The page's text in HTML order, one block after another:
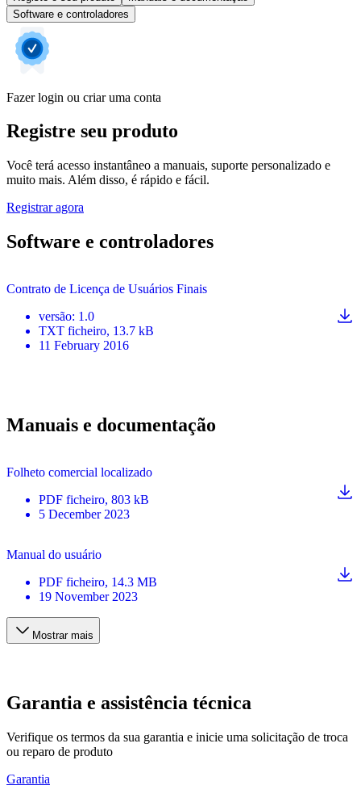
Software e controladores
Fazer login ou criar uma conta
Registre seu produto
Você terá acesso instantâneo a manuais, suporte personalizado e
muito mais. Além disso, é rápido e fácil.
Registrar agora
Software e controladores
Contrato de Licença de Usuários Finais
versão: 1.0
TXT ficheiro, 13.7 kB
11 February 2016
Manuais e documentação
Folheto comercial localizado
PDF ficheiro, 803 kB
5 December 2023
Manual do usuário
PDF ficheiro, 14.3 MB
19 November 2023
Mostrar mais
Garantia e assistência técnica
Verifique os termos da sua garantia e inicie uma solicitação de troca
ou reparo de produto
Garantia